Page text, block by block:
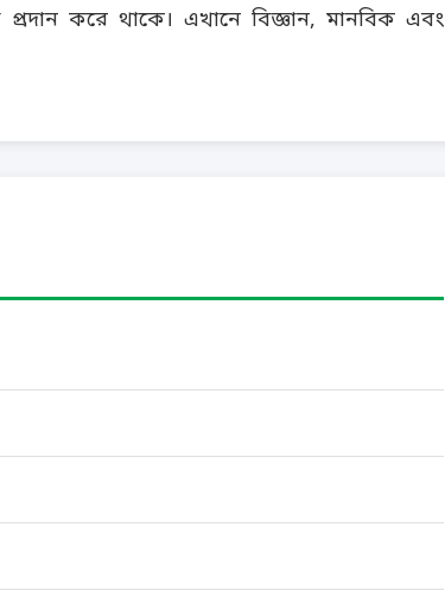
করে থাকে। এখানে বিজ্ঞান, মানবিক এবং